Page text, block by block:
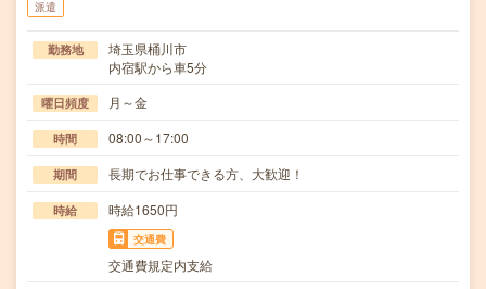
派遣
勤務地
埼玉県桶川市
内宿駅から車5分
曜日頻度 月～金
時間 08:00～17:00
期間 長期でお仕事できる方、大歓迎！
時給 時給1650円
交通費
交通費規定内支給